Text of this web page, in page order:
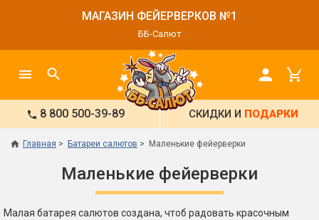
МАГАЗИН ФЕЙЕРВЕРКОВ №1
ББ-Салют
8 800 500-39-89 СКИДКИ И ПОДАРКИ
Главная Батареи салютов Маленькие фейерверки
Маленькие фейерверки
Малая батарея салютов создана, чтоб радовать красочным